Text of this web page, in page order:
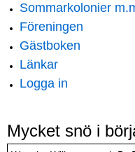
Sommarkolonier
Föreningen
Gästboken
Länkar
Logga in
Mycket snö i